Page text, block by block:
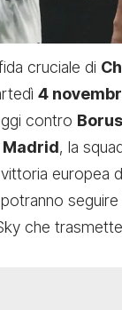
cruciale di
4
contro
Madrid, la
europea
seguire
che